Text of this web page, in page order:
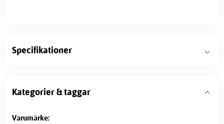
Specifikationer
Kategorier & taggar
Varumärke: